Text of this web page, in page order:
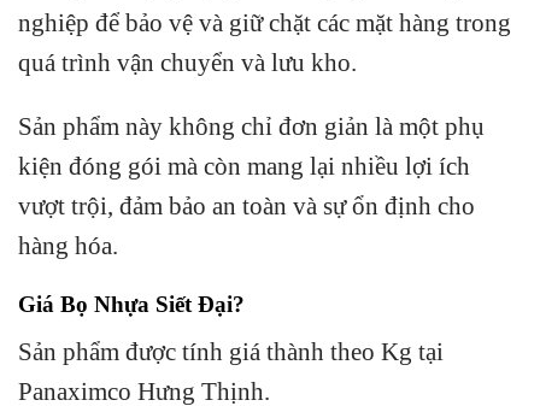
nghiệp để bảo vệ và giữ chặt các mặt hàng trong
quá trình vận chuyển và lưu kho.
Sản phẩm này không chỉ đơn giản là một phụ
kiện đóng gói mà còn mang lại nhiều lợi ích
vượt trội, đảm bảo an toàn và sự ổn định cho
hàng hóa.
Giá Bọ Nhựa Siết Đại?
Sản phẩm được tính giá thành theo Kg tại
Panaximco Hưng Thịnh.